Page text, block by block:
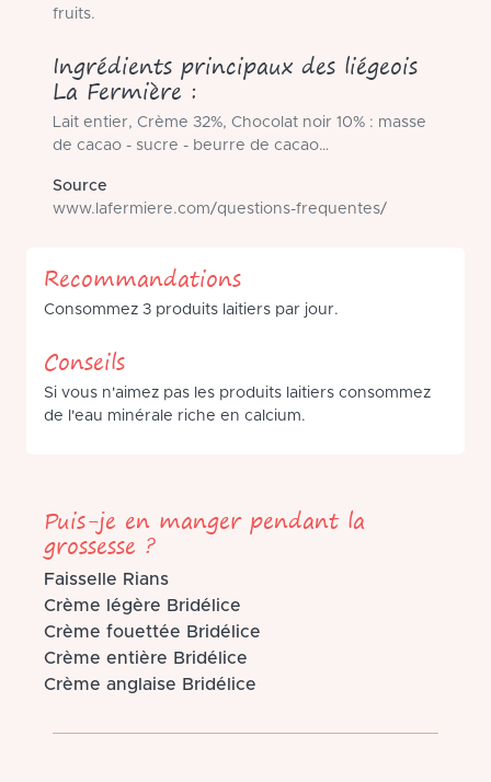
fruits.
Ingrédients principaux des liégeois
La Fermière :
Lait entier, Crème 32%, Chocolat noir 10% : masse
de cacao - sucre - beurre de cacao…
Source
www.lafermiere.com/questions-frequentes/
Recommandations
Consommez 3 produits laitiers par jour.
Conseils
Si vous n'aimez pas les produits laitiers consommez
de l'eau minérale riche en calcium.
Puis-je en manger pendant la
grossesse ?
Faisselle Rians
Crème légère Bridélice
Crème fouettée Bridélice
Crème entière Bridélice
Crème anglaise Bridélice